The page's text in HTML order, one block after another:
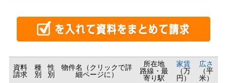
資料
請求
種
別
性
別
物件名（クリックで詳
細ページに）
所在地
路線・最
寄り駅
家賃
（万
円）
広さ
（平
米）